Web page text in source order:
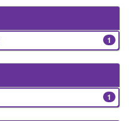
1
1